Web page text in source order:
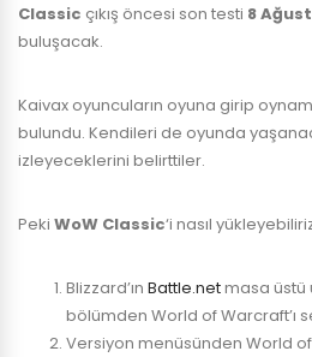
Classic çıkış öncesi son testi 8
buluşacak.
Kaivax oyuncuların oyuna girip
bulundu. Kendileri de oyunda
izleyeceklerini belirttiler.
Peki WoW Classic‘i nasıl
Blizzard’ın Battle.netmasa üstü
bölümden World of Warcraft’ı
Versiyon menüsünden World